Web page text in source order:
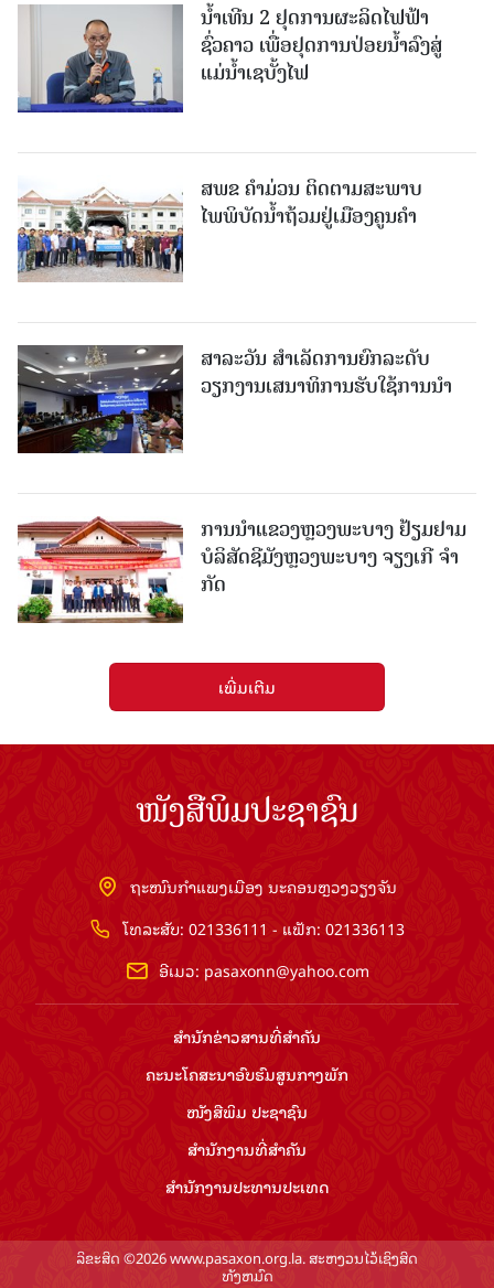
ນໍ້າເທີນ 2 ຢຸດການຜະລິດໄຟຟ້າ
ຊົ່ວຄາວ ເພື່ອຢຸດການປ່ອຍນໍ້າລົງສູ່
ແມ່ນໍ້າເຊບັ້ງໄຟ
ສ​ພ​ຂ ຄໍາມ່ວນ ຕິດຕາມສະພາບ
ໄພພິບັດນໍ້າຖ້ວມຢູ່ເມືອງຄູນຄໍາ
ສາລະວັນ ສໍາເລັດການຍົກລະດັບ
ວຽກງານເສນາທິການຮັບໃຊ້ການນໍາ
ການນຳແຂວງຫຼວງພະບາງ ຢ້ຽມ​ຢາມ
ບໍ​ລິ​ສັດຊີມັງຫຼວງພະບາງ ຈຽງເກີ ຈໍາ
ກັດ
ເພີ່ມເຕີມ
ໜັງສືພິມປະຊາຊົນ
ຖະໜົນກຳແພງເມືອງ ນະຄອນຫຼວງວຽງຈັນ
ໂທລະສັບ: 021336111 - ແຟັກ: 021336113
ອີເມວ: pasaxonn@yahoo.com
ສຳ​ນັກ​ຂ່າວ​ສານ​ທີ່​ສຳ​ຄັນ​
ຄະນະໂຄສະນາອົບຮົມ​ສູນ​ກາງ​ພັກ
ໜັງສືພິມ ປະ​ຊາ​ຊົນ
ສຳ​ນັກ​ງານ​ທີ່​ສຳ​ຄັນ
ສຳ​ນັກ​ງານ​ປະ​ທານ​ປະ​ເທດ
ລິຂະສິດ ©2026 www.pasaxon.org.la. ສະຫງວນໄວ້ເຊິງສິດ
ທັງຫມົດ